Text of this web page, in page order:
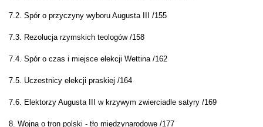
7.2. Spór o przyczyny wyboru Augusta III /155
7.3. Rezolucja rzymskich teologów /158
7.4. Spór o czas i miejsce elekcji Wettina /162
7.5. Uczestnicy elekcji praskiej /164
7.6. Elektorzy Augusta III w krzywym zwierciadle satyry /169
8. Wojna o tron polski - tło międzynarodowe /177